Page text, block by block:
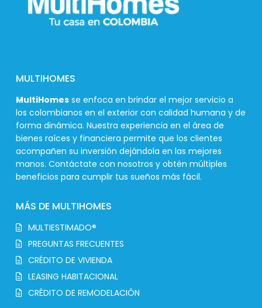
MULTIHOMES
MultiHomes se enfoca en brindar el mejor servicio a
los colombianos en el exterior con calidad humana y de
forma dinámica. Nuestra experiencia en el área de
bienes raíces y financiera permite que los clientes
acompañen su inversión dejándola en las mejores
manos. Contáctate con nosotros y obtén múltiples
beneficios para cumplir tus sueños más fácil.
MÁS DE MULTIHOMES
MULTIESTIMADO®
PREGUNTAS FRECUENTES
CRÉDITO DE VIVIENDA
LEASING HABITACIONAL
CRÉDITO DE REMODELACIÓN